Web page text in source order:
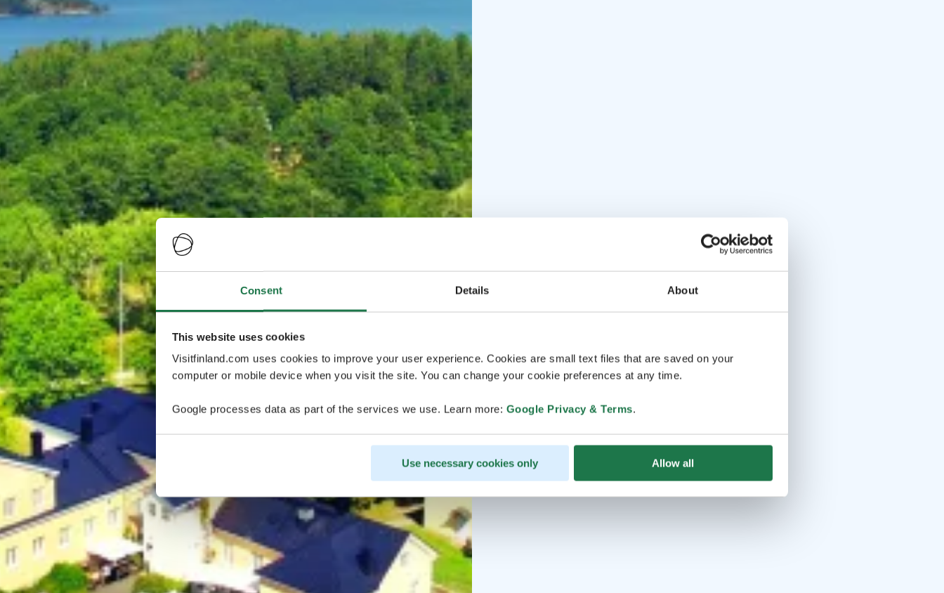
Consent Details About
This website uses cookies
Visitfinland.com uses cookies to improve your user experience. Cookies are small text files that are saved on your
computer or mobile device when you visit the site. You can change your cookie preferences at any time.
Google processes data as part of the services we use. Learn more: Google Privacy & Terms.
Use necessary cookies only Allow all